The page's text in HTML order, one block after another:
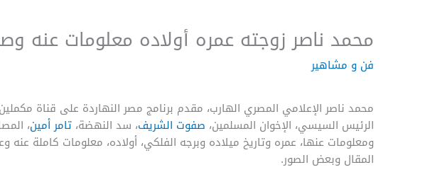
محمد ناصر زوجته عمره أولاده معلومات عنه
فن و مشاهير
محمد ناصر الإعلامي المصري الهارب، مقدم برنامج مصر النهاردة على قناة
الرئيس السيسي، الإخوان المسلمين، صفوت الشريف، سد النهضة، تامر أمين،
ومعلومات عنها، عمره وتاريخ ميلاده وبرجه الفلكي، أولاده، معلومات كاملة عنه
المقال وبعض الصور.